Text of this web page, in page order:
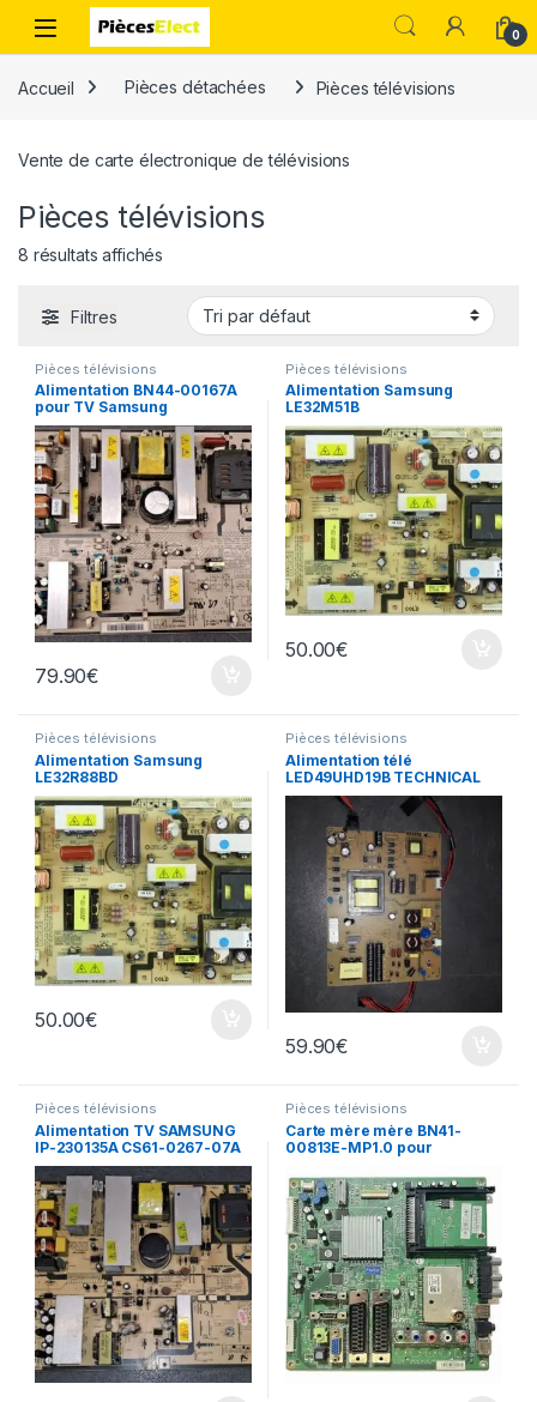
0
Accueil Pièces détachées Pièces télévisions
Vente de carte électronique de télévisions
Pièces télévisions
8 résultats affichés
Filtres
Pièces télévisions
Alimentation BN44-00167A
pour TV Samsung
79.90€
Pièces télévisions
Alimentation Samsung
LE32M51B
50.00€
Pièces télévisions
Alimentation Samsung
LE32R88BD
50.00€
Pièces télévisions
Alimentation télé
LED49UHD19B TECHNICAL
17IPS72
59.90€
Pièces télévisions
Alimentation TV SAMSUNG
IP-230135A CS61-0267-07A
Pièces télévisions
Carte mère mère BN41-
00813E-MP1.0 pour
LE32R86BDX/XEC et autre